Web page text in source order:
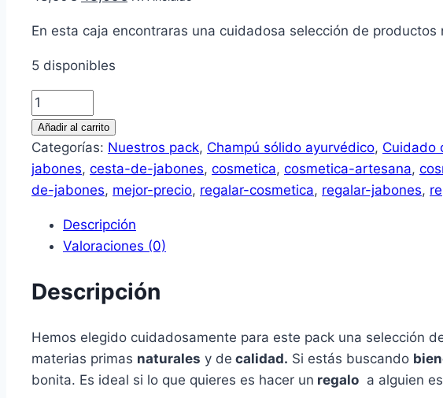
original
era:
actual
En esta caja encontraras una cuidadosa selección de
5 disponibles
Pack
para
el
cuidado
de
piel
cantidad
Añadir al carrito
Categorías: Nuestros pack, Champú sólido ayurvédico, Cuidado
jabones, cesta-de-jabones, cosmetica, cosmetica-artesana,
de-jabones, mejor-precio, regalar-cosmetica, regalar-jabones,
Descripción
Valoraciones (0)
Descripción
Hemos elegido cuidadosamente para este pack una selección
materias primas naturales y de calidad. Si estás buscando
bonita. Es ideal si lo que quieres es hacer un regalo a alguien